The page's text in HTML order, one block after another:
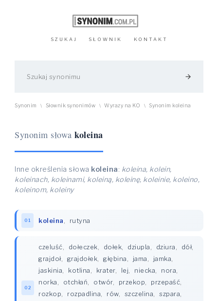
SZUKAJ SŁOWNIK KONTAKT
arrow_forward
Synonim \ Słownik synonimów \ Wyrazy na KO \ Synonim koleina
Synonim słowa koleina
Inne określenia słowa koleina: koleina, kolein,
koleinach, koleinami, koleiną, koleinę, koleinie, koleino,
koleinom, koleiny
01 koleina rutyna
02
czeluść dołeczek dołek dziupla dziura dół,
grajdoł, grajdołek głębina jama jamka
jaskinia
kotlina krater, lej niecka nora
norka
otchłań otwór, przekop przepaść
rozkop
rozpadlina rów, szczelina szpara